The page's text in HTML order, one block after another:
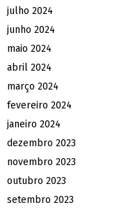
julho 2024
junho 2024
maio 2024
abril 2024
março 2024
fevereiro 2024
janeiro 2024
dezembro 2023
novembro 2023
outubro 2023
setembro 2023